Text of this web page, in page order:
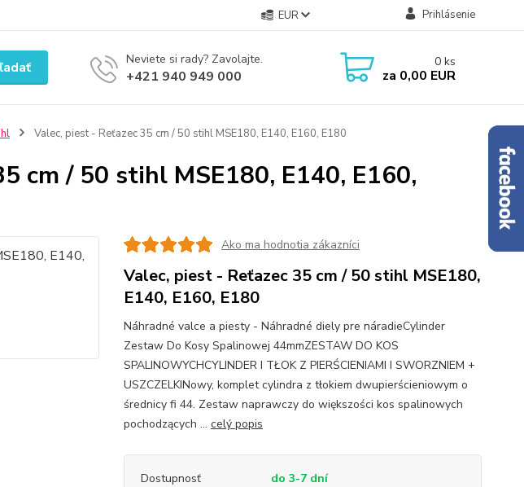
EUR Prihlásenie
Neviete si rady? Zavolajte.
+421 940 949 000
0 ks
za 0,00 EUR
Valec, piest - Reťazec 35 cm / 50 stihl MSE180, E140, E160, E180
cm / 50 stihl MSE180, E140, E160,
Ako ma hodnotia zákazníci
Valec, piest - Reťazec 35 cm / 50 stihl MSE180,
E140, E160, E180
Náhradné valce a piesty - Náhradné diely pre náradieCylinder
Zestaw Do Kosy Spalinowej 44mmZESTAW DO KOS
SPALINOWYCHCYLINDER I TŁOK Z PIERŚCIENIAMI I SWORZNIEM +
USZCZELKINowy, komplet cylindra z tłokiem dwupierścieniowym o
średnicy fi 44. Zestaw naprawczy do większości kos spalinowych
pochodzących ... celý popis
Dostupnosť do 3-7 dní